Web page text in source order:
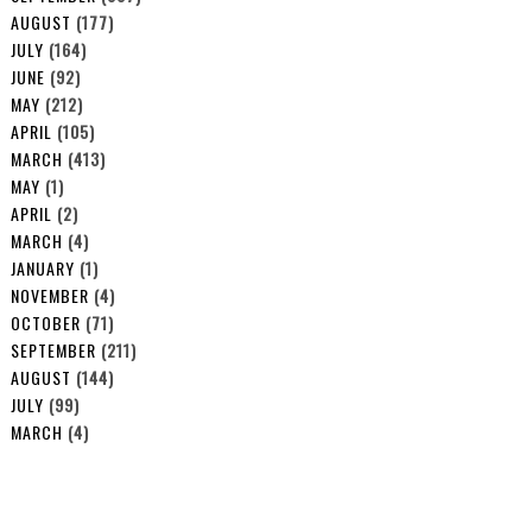
AUGUST (177)
JULY (164)
JUNE (92)
MAY (212)
APRIL (105)
MARCH (413)
MAY (1)
APRIL (2)
MARCH (4)
JANUARY (1)
NOVEMBER (4)
OCTOBER (71)
SEPTEMBER (211)
AUGUST (144)
JULY (99)
MARCH (4)